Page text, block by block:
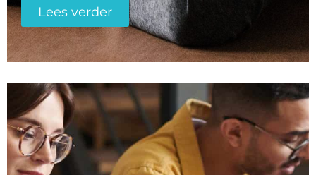
Lees verder